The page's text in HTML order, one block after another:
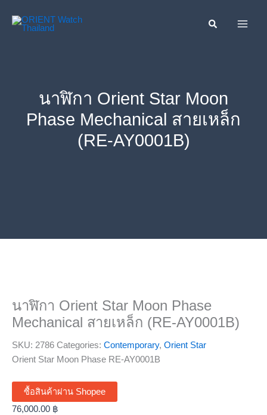
นาฬิกา Orient Star Moon
Phase Mechanical สายเหล็ก
(RE-AY0001B)
นาฬิกา Orient Star Moon Phase
Mechanical สายเหล็ก (RE-AY0001B)
SKU: 2786 Categories: Contemporary, Orient Star
Orient Star Moon Phase RE-AY0001B
ซื้อสินค้าผ่าน Shopee
76,000.00 ฿